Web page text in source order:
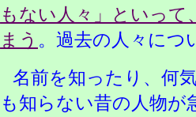
もない人々」といっ
まう 。過去の人々につ
名前を知ったり 、何
も知らない昔の人物